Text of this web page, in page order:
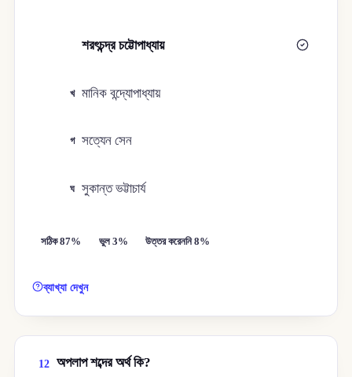
শরৎচন্দ্র চট্টোপাধ্যায়
খ মানিক বন্দ্যোপাধ্যায়
গ সত্যেন সেন
ঘ সুকান্ত ভট্টাচার্য
সঠিক 87% ভুল 3% উত্তর করেননি 8%
ব্যাখ্যা দেখুন
12 অপলাপ শব্দের অর্থ কি?